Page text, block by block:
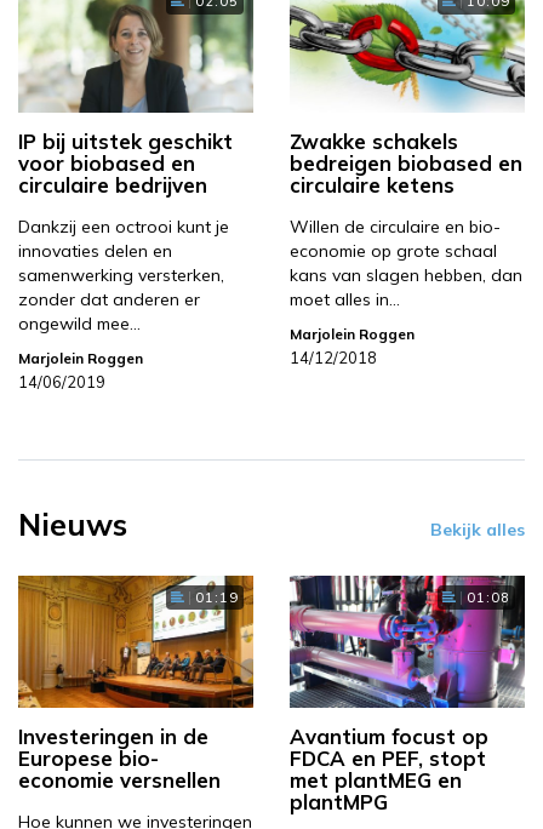
IP bij uitstek geschikt
voor biobased en
circulaire bedrijven
Dankzij een octrooi kunt je
innovaties delen en
samenwerking versterken,
zonder dat anderen er
ongewild mee…
Marjolein Roggen
14/06/2019
Zwakke schakels
bedreigen biobased en
circulaire ketens
Willen de circulaire en bio-
economie op grote schaal
kans van slagen hebben, dan
moet alles in…
Marjolein Roggen
14/12/2018
Nieuws Bekijk alles
01:19
Investeringen in de
Europese bio-
economie versnellen
Hoe kunnen we investeringen
01:08
Avantium focust op
FDCA en PEF, stopt
met plantMEG en
plantMPG